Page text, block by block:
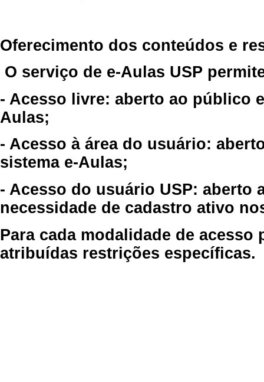
Oferecimento dos conteúdos e
O serviço de e-Aulas USP
- Acesso livre: aberto ao público
Aulas;
- Acesso à área do usuário:
sistema e-Aulas;
- Acesso do usuário USP: aberto
necessidade de cadastro ativo
Para cada modalidade de
atribuídas restrições específicas.